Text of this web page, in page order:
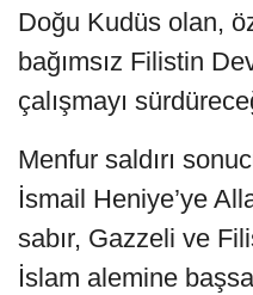
Doğu Kudüs olan,
bağımsız Filistin
çalışmayı
Menfur saldırı
İsmail Heniye’ye
sabır, Gazzeli ve
İslam alemine